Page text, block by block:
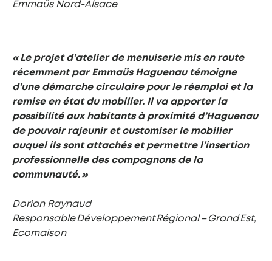
Emmaüs Nord-Alsace
« Le projet d’atelier de menuiserie mis en route
récemment par Emmaüs Haguenau témoigne
d’une démarche circulaire pour le réemploi et la
remise en état du mobilier. Il va apporter la
possibilité aux habitants à proximité d’Haguenau
de pouvoir rajeunir et customiser le mobilier
auquel ils sont attachés et permettre l’insertion
professionnelle des compagnons de la
communauté. »
Dorian Raynaud
Responsable Développement Régional – Grand Est,
Ecomaison